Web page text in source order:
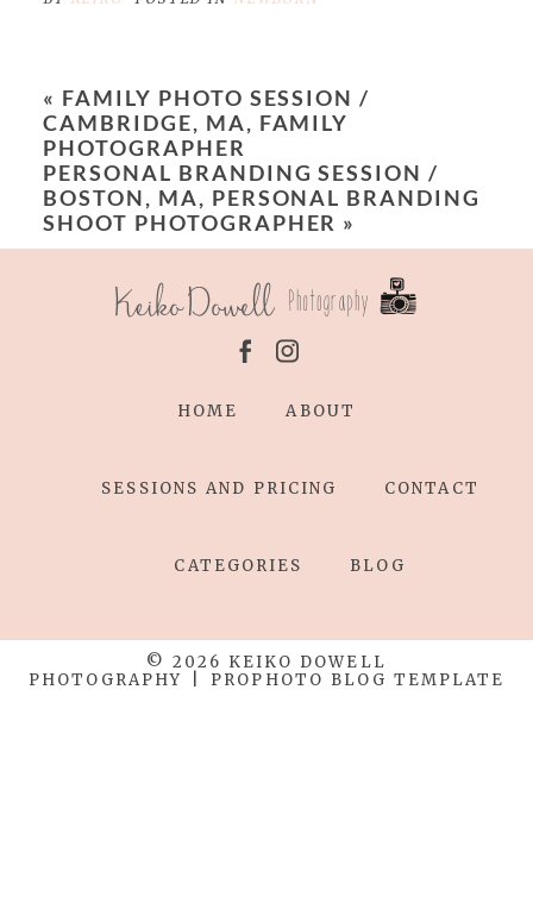
« FAMILY PHOTO SESSION /
CAMBRIDGE, MA, FAMILY
PHOTOGRAPHER
PERSONAL BRANDING SESSION /
BOSTON, MA, PERSONAL BRANDING
SHOOT PHOTOGRAPHER »
HOME ABOUT
SESSIONS AND PRICING CONTACT
CATEGORIES BLOG
© 2026 KEIKO DOWELL
PHOTOGRAPHY
PROPHOTO BLOG TEMPLATE